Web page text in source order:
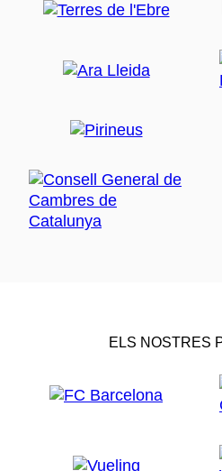
ELS NOSTRES